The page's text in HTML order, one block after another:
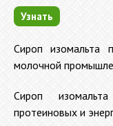
Узнать
Сироп изомальта
молочной
Сироп
протеиновых и